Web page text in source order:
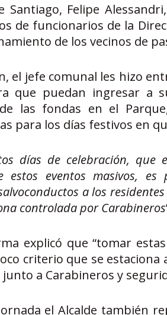
Santiago, Felipe
de funcionarios de la
de los vecinos de
el jefe comunal les hizo
que puedan ingresar a
las fondas en el
para los días festivos en
días de celebración, que
estos eventos masivos,
a los
controlada por Carabineros
explicó que “tomar
criterio que se estaciona
a Carabineros y
el Alcalde también